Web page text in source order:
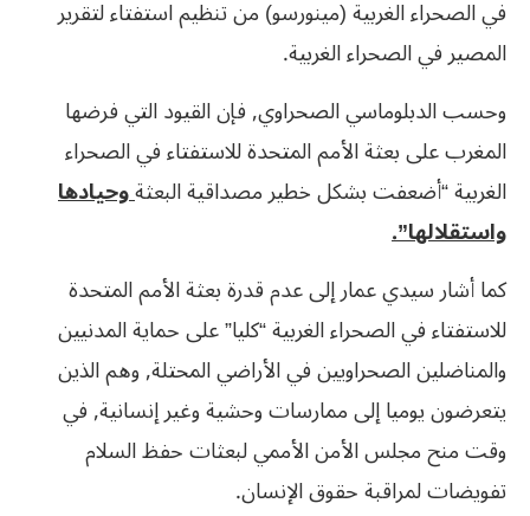
في الصحراء الغربية (مينورسو) من تنظيم استفتاء لتقرير
المصير في الصحراء الغربية.
وحسب الدبلوماسي الصحراوي, فإن القيود التي فرضها
المغرب على بعثة الأمم المتحدة للاستفتاء في الصحراء
الغربية “أضعفت بشكل خطير مصداقية البعثةوحيادها
واستقلالها”.
كما أشار سيدي عمار إلى عدم قدرة بعثة الأمم المتحدة
للاستفتاء في الصحراء الغربية “كليا” على حماية المدنيين
والمناضلين الصحراويين في الأراضي المحتلة, وهم الذين
يتعرضون يوميا إلى ممارسات وحشية وغير إنسانية, في
وقت منح مجلس الأمن الأممي لبعثات حفظ السلام
تفويضات لمراقبة حقوق الإنسان.